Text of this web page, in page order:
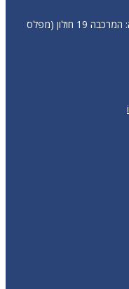
אולם תצוגה, מעבדת שירות ומרכז צלילה: המרכבה 19 חולון (מפלס